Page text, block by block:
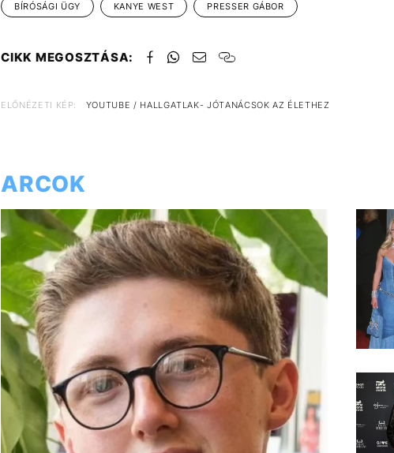
BÍRÓSÁGI ÜGY KANYE WEST PRESSER GÁBOR
CIKK MEGOSZTÁSA:
ELŐNÉZETI KÉP: YOUTUBE / HALLGATLAK- JÓTANÁCSOK AZ ÉLETHEZ
ARCOK